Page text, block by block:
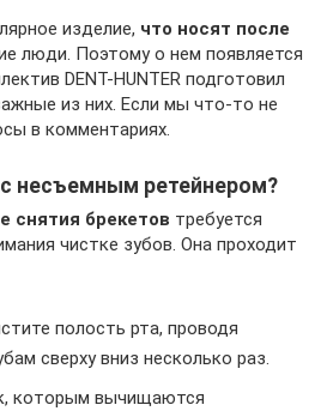
изделие, что носят после
люди. Поэтому о нем появляется
DENT-HUNTER подготовил
из них. Если мы что-то не
в комментариях.
несъемным ретейнером?
снятия брекетов требуется
чистке зубов. Она проходит
полость рта, проводя
сверху вниз несколько раз.
которым вычищаются